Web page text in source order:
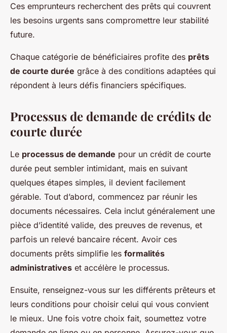
Ces emprunteurs recherchent des prêts qui couvrent
les besoins urgents sans compromettre leur stabilité
future.
Chaque catégorie de bénéficiaires profite des prêts
de courte durée grâce à des conditions adaptées qui
répondent à leurs défis financiers spécifiques.
Processus de demande de crédits de
courte durée
Le processus de demande pour un crédit de courte
durée peut sembler intimidant, mais en suivant
quelques étapes simples, il devient facilement
gérable. Tout d’abord, commencez par réunir les
documents nécessaires. Cela inclut généralement une
pièce d’identité valide, des preuves de revenus, et
parfois un relevé bancaire récent. Avoir ces
documents prêts simplifie les formalités
administratives et accélère le processus.
Ensuite, renseignez-vous sur les différents prêteurs et
leurs conditions pour choisir celui qui vous convient
le mieux. Une fois votre choix fait, soumettez votre